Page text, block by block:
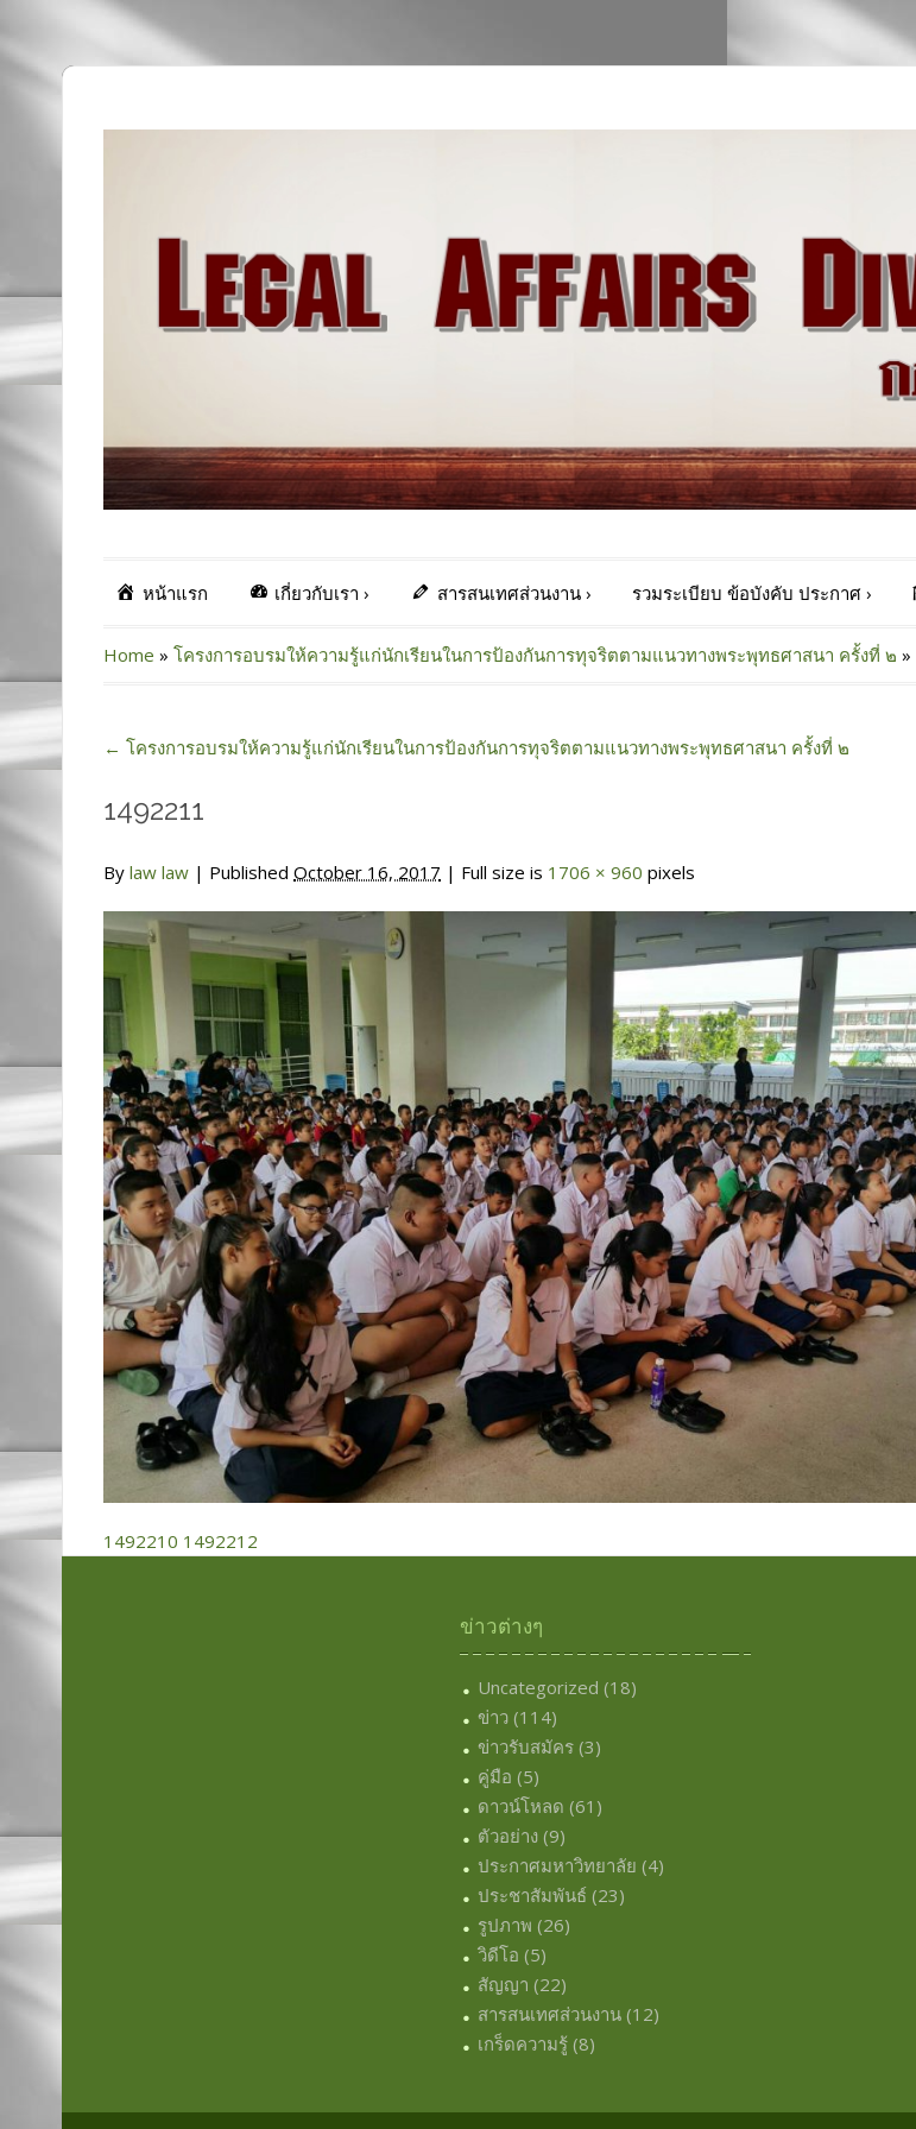
หน้าแรก เกี่ยวกับเรา › สารสนเทศส่วนงาน› รวมระเบียบ ข้อบังคับ ประกาศ›
Home » โครงการอบรมให้ความรู้แก่นักเรียนในการป้องกันการทุจริตตามแนวทางพระพุทธศาสนา ครั้งที่ ๒ »
← โครงการอบรมให้ความรู้แก่นักเรียนในการป้องกันการทุจริตตามแนวทางพระพุทธศาสนา ครั้งที่ ๒
1492211
By law law | Published October 16, 2017 | Full size is 1706 × 960 pixels
1492210 1492212
ข่าวต่างๆ
Uncategorized (18)
ข่าว (114)
ข่าวรับสมัคร (3)
คู่มือ (5)
ดาวน์โหลด (61)
ตัวอย่าง (9)
ประกาศมหาวิทยาลัย (4)
ประชาสัมพันธ์ (23)
รูปภาพ (26)
วิดีโอ (5)
สัญญา (22)
สารสนเทศส่วนงาน (12)
เกร็ดความรู้ (8)